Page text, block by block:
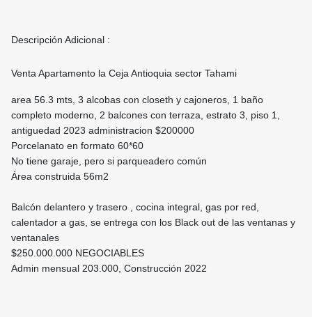
Descripción Adicional :
Venta Apartamento la Ceja Antioquia sector Tahami
area 56.3 mts, 3 alcobas con closeth y cajoneros, 1 baño
completo moderno, 2 balcones con terraza, estrato 3, piso 1,
antiguedad 2023 administracion $200000
Porcelanato en formato 60*60
No tiene garaje, pero si parqueadero común
Área construida 56m2
Balcón delantero y trasero , cocina integral, gas por red,
calentador a gas, se entrega con los Black out de las ventanas y
ventanales
$250.000.000 NEGOCIABLES
Admin mensual 203.000, Construcción 2022